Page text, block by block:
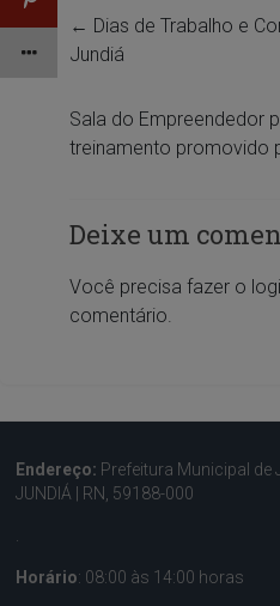
← Dias de Trabalho e
Jundiá
Sala do Empreendedor
treinamento promovido
Deixe um
Você precisa fazer o
comentário.
Endereço: Prefeitura Municipal de
JUNDIÁ | RN, 59188-000
Horário: 08:00 às 14:00 horas